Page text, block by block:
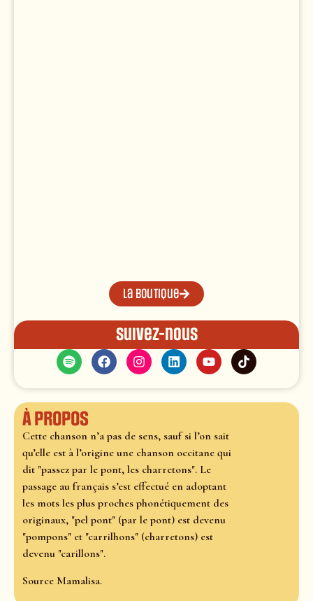
La boutique
Suivez-nous
À propos
Cette chanson n’a pas de sens, sauf si l’on sait
qu’elle est à l’origine une chanson occitane qui
dit "passez par le pont, les charretons". Le
passage au français s’est effectué en adoptant
les mots les plus proches phonétiquement des
originaux, "pel pont" (par le pont) est devenu
"pompons" et "carrilhons" (charretons) est
devenu "carillons".
Source Mamalisa.